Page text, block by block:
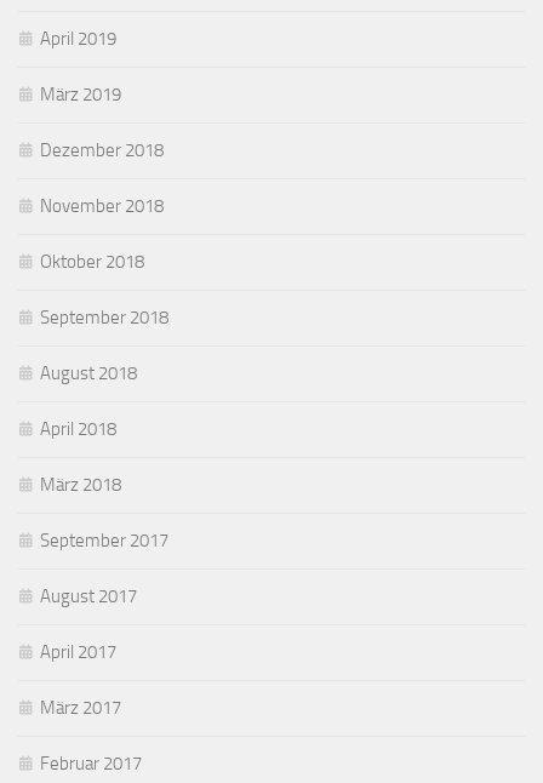
April 2019
März 2019
Dezember 2018
November 2018
Oktober 2018
September 2018
August 2018
April 2018
März 2018
September 2017
August 2017
April 2017
März 2017
Februar 2017